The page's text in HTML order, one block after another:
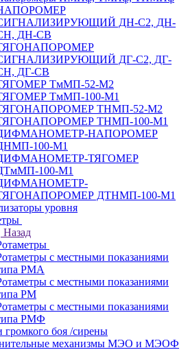
ДН-С2, ДН-
ДН-СВ
ДГ-С2, ДГ-
ДГ-СВ
ТмМП-52-М2
ТмМП-100-М1
ТНМП-52-М2
ТНМП-100-М1
НАПОРОМЕР
100-М1
ТЯГОМЕР
100-М1
ДТНМП-100-М1
уровня
Назад
с местными показаниями
РМА
с местными показаниями
РМ
с местными показаниями
РМФ
громкого боя /сирены
механизмы МЭО и МЭОФ